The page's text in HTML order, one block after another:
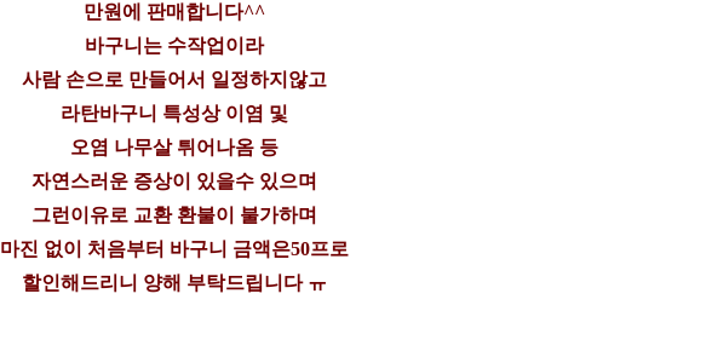
만원에 판매합니다^^
바구니는 수작업이라
사람 손으로 만들어서 일정하지않고
라탄바구니 특성상 이염 및
오염 나무살 튀어나옴 등
자연스러운 증상이 있을수 있으며
그런이유로 교환 환불이 불가하며
마진 없이 처음부터 바구니 금액은50프로
할인해드리니 양해 부탁드립니다 ㅠ